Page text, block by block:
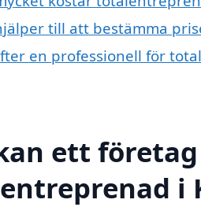
till att bestämma
en professionell för
ett
i